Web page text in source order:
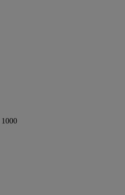
1000